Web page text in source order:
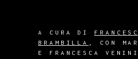
A CURA DI
BRAMBILLA
, CON
E FRANCESCA VENINI